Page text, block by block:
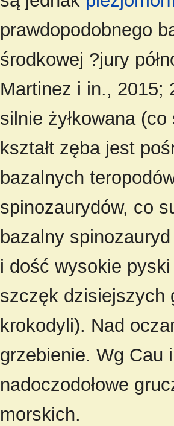
prawdopodobnego
środkowej ?jury
Martinez i in., 2015;
silnie żyłkowana
kształt zęba jest
bazalnych
spinozaurydów, co
bazalny
i dość wysokie
szczęk dzisiejszych
krokodyli). Nad
grzebienie. Wg Cau
nadoczodołowe
morskich.